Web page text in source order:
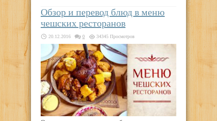
Обзор и перевод блюд в меню
чешских ресторанов
20.12.2016 0 34345 Просмотров